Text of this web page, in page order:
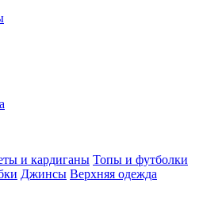
и кардиганы Топы и футболки
Джинсы Верхняя одежда